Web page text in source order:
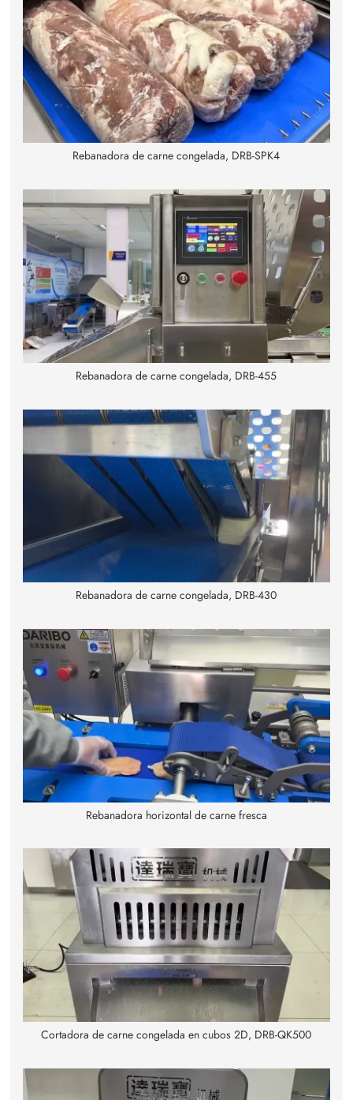
Rebanadora de carne congelada, DRB-SPK4
Rebanadora de carne congelada, DRB-455
Rebanadora de carne congelada, DRB-430
Rebanadora horizontal de carne fresca
Cortadora de carne congelada en cubos 2D, DRB-QK500